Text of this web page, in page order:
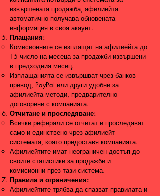
извършената продажба, афилиейта
автоматично получава обновената
информация в своя акаунт.
Плащания:
Комисионните се изплащат на афилиейта до
15 число на месеца за продажби извършени
в предходния месец.
Изплащанията се извършват чрез банков
превод, PayPal или други удобни за
афилиейта методи, предварително
договорени с компанията.
Отчитане и проследяване:
Всички реферали се отчитат и проследяват
само и единствено чрез афилиейт
системата, която предоставя компанията.
Афилиейтите имат неограничен достъп до
своите статистики за продажби и
комисионни през тази система.
Правила и ограничения:
Афилиейтите трябва да спазват правилата и